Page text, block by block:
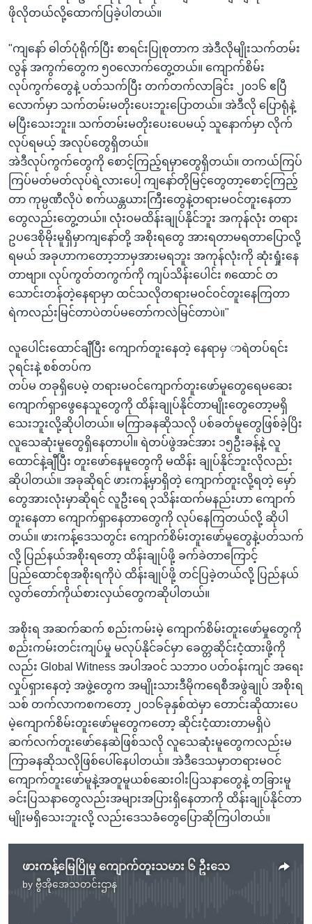
ဖိုလိုတယ်လို့ထောက်ပြခဲ့ပါတယ်။
"ကျနော် ဓါတ်ပုံရိုက်ပြီး စာရင်းပြုစုတာက အဲဒီလိုမျိုးသက်တမ်း
လွန် အကွက်တွေက ၅၀လောက်တွေ့တယ်။ ကျောက်စိမ်း
လုပ်ကွက်တွေနဲ့ ပတ်သက်ပြီး တက်တက်လာခြင်း ၂၀၁၆ ဧပြီ
လောက်မှာ သက်တမ်းမတိုးပေးဘူးပြောတယ်။ အဲဒီလို ပြောရုံနဲ့
မပြီးသေးဘူး။ သက်တမ်းမတိုးပေးပေမယ့် သူနောက်မှာ လိုက်
လုပ်ရမယ့် အလုပ်တွေရှိတယ်။
အဲဒီလုပ်ကွက်တွေကို စောင့်ကြည့်ရမှာတွေရှိတယ်။ တကယ်ကြပ်
ကြပ်မတ်မတ်လုပ်ရဲ့လားပေါ့ ကျနော်တိုမြင့်တွေတာ့စောင့်ကြည့်
တာ ကုမ္ပဏီလိုပဲ စက်ယန္တယားကြီးတွေနဲ့တရားမဝင်တူးနေတာ
တွေလည်းတွေ့တယ်။ လုံးဝမထိန်းချုပ်နိုင်ဘူး အကုန်လုံး တရား
ဥပဒေစိုမိုးမူရှိမှာကျနော်တို့ အစိုးရတွေ အားရတာမရတာပြောလို့
ရမယ် အခုဟာကတော့ဘာမှအားမရဘူး အကုန်လုံးကို ဆုံးရှုံးနေ
တာဗျာ။ လုပ်ကွတ်တကွက်ကို ကျပ်သိန်းပေါင်း ၈ထောင် တ
သောင်းတန်တဲ့နေရာမှာ ထင်သလိုတရားမဝင်ဝင်တူးနေကြတာ
ရဲကလည်းမြင်တာပဲတပ်မတော်ကလဲမြင်တာပဲ။"
လူပေါင်းထောင်ချီပြီး ကျောက်တူးနေတဲ့ နေရာမှ ာရဲတပ်ရင်း
၃ရင်းနဲ့ စစ်တပ်က
တပ်မ တခုရှိပေမဲ့ တရားမဝင်ကျောက်တူးဖော်မူတွေရေမဆေး
ကျောက်ရှာဖွေနေသူတွေကို ထိန်းချုပ်နိုင်တာမျိုးတွေတော့မရှိ
သေးဘူးလို့ဆိုပါတယ်။ မကြာခနဆိုသလို ပစ်ခတ်မူတွေဖြစ်ခဲ့ပြိး
လူသေဆုံးမူတွေရှိနေတာပါ။ ရဲတပ်ဖွဲအင်အား ၁၅ဦးခန့်နဲ့ လူ
ထောင်နဲ့ချီပြီး တူးဖော်နေမူတွေကို မထိန်း ချုပ်နိုင်ဘူးလိုလည်း
ဆိုပါတယ်။ အခုဆိုရင် ဖားကန့်မှာရှိတဲ့ ကျောက်တူးလို့ရတဲ့ မှော်
တွေအားလုံးမှာဆိုရင် လူဦးရေ ၃သိန်းထက်မနည်းဟာ ကျောက်
တူးနေတာ ကျောက်ရှာနေတာတွေကို လုပ်နေကြတယ်လို့ ဆိုပါ
တယ်။ ဖားကန့်ဒေသတွင်း ကျောက်စိမ်းတူးဖော်မူတွေနဲ့ပတ်သက်
လို့ ပြည်နယ်အစိုးရတော့ ထိန်းချုပ်ဖို့ ခက်ခဲတာကြောင့်
ပြည်ထောင်စုအစိုးရကိုပဲ ထိန်းချုပ်ဖို့ တင်ပြခဲ့တယ်လို့ ပြည်နယ်
လွတ်တော်ကိုယ်စားလှယ်တွေကဆိုပါတယ်။
အစိုးရ အဆက်ဆက် စည်းကမ်းမဲ့ ကျောက်စိမ်းတူးဖော်မှုတွေကို
စည်းကမ်းတင်းကျပ်မှု မလုပ်နိုင်ခင်မှာ ခေတ္တဆိုင်းငံ့ထားဖို့ကို
လည်း Global Witness အပါအဝင် သဘာ၀ ပတ်ဝန်းကျင် အရေး
လှုပ်ရှားနေတဲ့ အဖွဲ့တွေက အမျိုးသားဒီမိုကရေစီအဖွဲချုပ် အစိုးရ
သစ် တက်လာကစကတော့ ၂၀၁၆ခုနှစ်ထဲမှာ တောင်းဆိုထားပေ
မဲ့ကျောက်စိမ်းတူးဖော်မူတွေကတော့ ဆိုင်းငံ့ထားတာမရှိပဲ
ဆက်လက်တူးဖော်နေဆဲဖြစ်သလို လူသေဆုံးမူတွေကလည်းမ
ကြာခနဆိုသလိုဖြစ်ပေါ်နေပါတယ်။ အဲဒီဒေသမှာတရားမဝင်
ကျောက်တူးဖော်မူနဲ့အတူမူယစ်ဆေးဝါးပြသနာတွေနဲ့ တခြားမူ
ခင်းပြသနာတွေလည်းအများအပြားရှိနေတာကို ထိန်းချုပ်နိုင်တာ
မျိုးမရှိသေးဘူးလို့ လည်းဒေသခံတွေပြောဆိုကြပါတယ်။
ဖားကန့်မြေပြိုမှု ကျောက်တူးသမား ၆ ဦးသေ
by ဗွီအိုအေသတင်းဌာန
No media source currently available